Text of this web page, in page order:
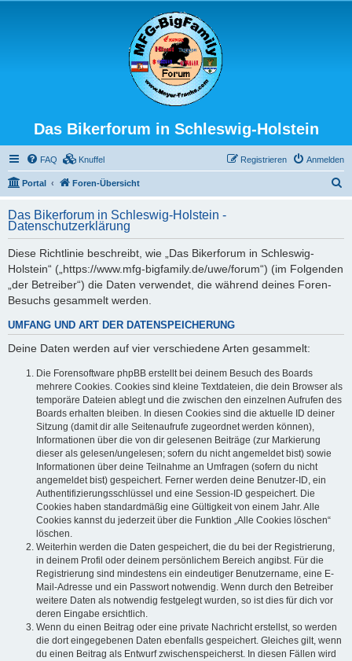
Das Bikerforum in Schleswig-Holstein
FAQ Knuffel Anmelden
Registrieren
Portal Foren-Übersicht
h
Das Bikerforum in Schleswig-Holstein -
Datenschutzerklärung
Diese Richtlinie beschreibt, wie „Das Bikerforum in Schleswig-
Holstein“ („https://www.mfg-bigfamily.de/uwe/forum“) (im Folgenden
„der Betreiber“) die Daten verwendet, die während deines Foren-
Besuchs gesammelt werden.
UMFANG UND ART DER DATENSPEICHERUNG
Deine Daten werden auf vier verschiedene Arten gesammelt:
Die Forensoftware phpBB erstellt bei deinem Besuch des Boards
mehrere Cookies. Cookies sind kleine Textdateien, die dein Browser als
temporäre Dateien ablegt und die zwischen den einzelnen Aufrufen des
Boards erhalten bleiben. In diesen Cookies sind die aktuelle ID deiner
Sitzung (damit dir alle Seitenaufrufe zugeordnet werden können),
Informationen über die von dir gelesenen Beiträge (zur Markierung
dieser als gelesen/ungelesen; sofern du nicht angemeldet bist) sowie
Informationen über deine Teilnahme an Umfragen (sofern du nicht
angemeldet bist) gespeichert. Ferner werden deine Benutzer-ID, ein
Authentifizierungsschlüssel und eine Session-ID gespeichert. Die
Cookies haben standardmäßig eine Gültigkeit von einem Jahr. Alle
Cookies kannst du jederzeit über die Funktion „Alle Cookies löschen“
löschen.
Weiterhin werden die Daten gespeichert, die du bei der Registrierung,
in deinem Profil oder deinem persönlichem Bereich angibst. Für die
Registrierung sind mindestens ein eindeutiger Benutzername, eine E-
Mail-Adresse und ein Passwort notwendig. Wenn durch den Betreiber
weitere Daten als notwendig festgelegt wurden, so ist dies für dich vor
deren Eingabe ersichtlich.
Wenn du einen Beitrag oder eine private Nachricht erstellst, so werden
die dort eingegebenen Daten ebenfalls gespeichert. Gleiches gilt, wenn
du einen Beitrag als Entwurf zwischenspeicherst. In diesen Fällen wird